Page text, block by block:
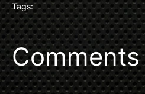
Tags:
Comments